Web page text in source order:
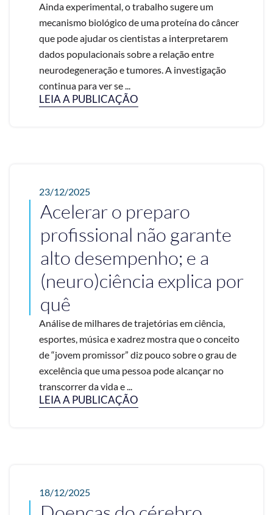
Ainda experimental, o trabalho sugere um
mecanismo biológico de uma proteína do câncer
que pode ajudar os cientistas a interpretarem
dados populacionais sobre a relação entre
neurodegeneração e tumores. A investigação
continua para ver se ...
LEIA A PUBLICAÇÃO
23/12/2025
Acelerar o preparo
profissional não garante
alto desempenho; e a
(neuro)ciência explica por
quê
Análise de milhares de trajetórias em ciência,
esportes, música e xadrez mostra que o conceito
de “jovem promissor” diz pouco sobre o grau de
excelência que uma pessoa pode alcançar no
transcorrer da vida e ...
LEIA A PUBLICAÇÃO
18/12/2025